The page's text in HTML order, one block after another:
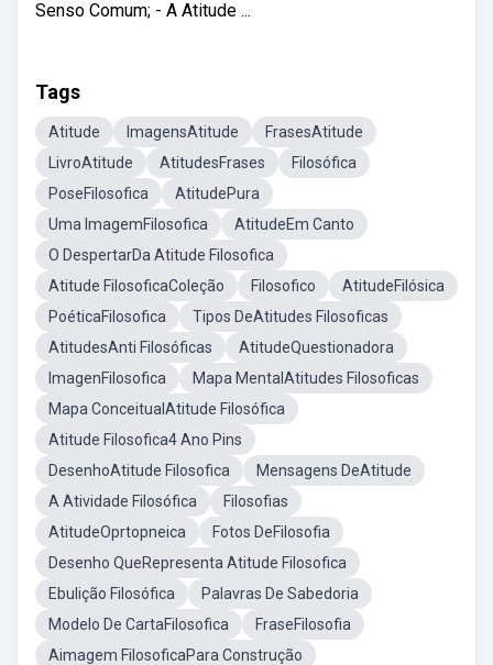
Senso Comum; - A Atitude ...
Tags
Atitude ImagensAtitude
FrasesAtitude
LivroAtitude
AtitudesFrases
Filosófica
PoseFilosofica
AtitudePura
Uma ImagemFilosofica
AtitudeEm Canto
O DespertarDa Atitude Filosofica
Atitude FilosoficaColeção
Filosofico
AtitudeFilósica
PoéticaFilosofica
Tipos DeAtitudes Filosoficas
AtitudesAnti Filosóficas
AtitudeQuestionadora
ImagenFilosofica
Mapa MentalAtitudes Filosoficas
Mapa ConceitualAtitude Filosófica
Atitude Filosofica4 Ano Pins
DesenhoAtitude Filosofica
Mensagens DeAtitude
A Atividade Filosófica
Filosofias
AtitudeOprtopneica
Fotos DeFilosofia
Desenho QueRepresenta Atitude Filosofica
Ebulição Filosófica
Palavras De Sabedoria
Modelo De CartaFilosofica
FraseFilosofia
Aimagem FilosoficaPara Construção